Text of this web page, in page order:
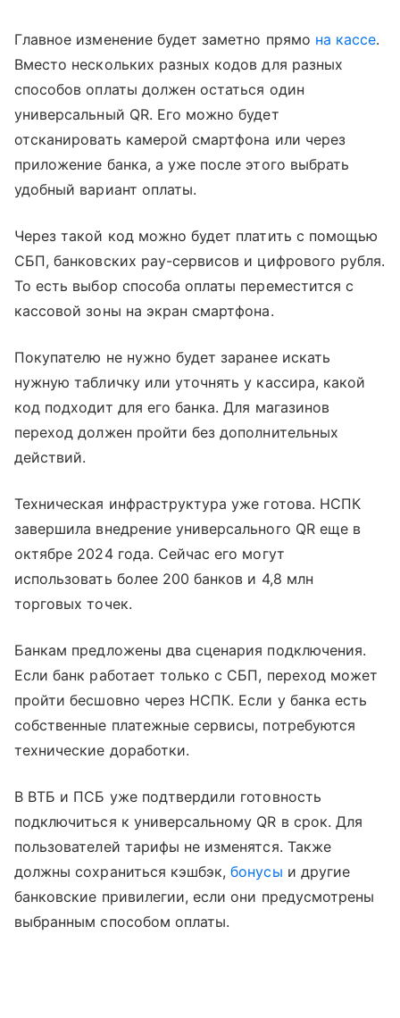
Главное изменение будет заметно прямо на кассе.
Вместо нескольких разных кодов для разных
способов оплаты должен остаться один
универсальный QR. Его можно будет
отсканировать камерой смартфона или через
приложение банка, а уже после этого выбрать
удобный вариант оплаты.
Через такой код можно будет платить с помощью
СБП, банковских pay-сервисов и цифрового рубля.
То есть выбор способа оплаты переместится с
кассовой зоны на экран смартфона.
Покупателю не нужно будет заранее искать
нужную табличку или уточнять у кассира, какой
код подходит для его банка. Для магазинов
переход должен пройти без дополнительных
действий.
Техническая инфраструктура уже готова. НСПК
завершила внедрение универсального QR еще в
октябре 2024 года. Сейчас его могут
использовать более 200 банков и 4,8 млн
торговых точек.
Банкам предложены два сценария подключения.
Если банк работает только с СБП, переход может
пройти бесшовно через НСПК. Если у банка есть
собственные платежные сервисы, потребуются
технические доработки.
В ВТБ и ПСБ уже подтвердили готовность
подключиться к универсальному QR в срок. Для
пользователей тарифы не изменятся. Также
должны сохраниться кэшбэк,бонусы и другие
банковские привилегии, если они предусмотрены
выбранным способом оплаты.